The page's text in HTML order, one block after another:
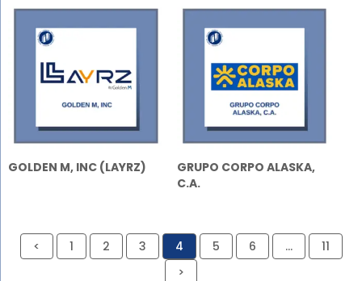
GOLDEN M, INC (LAYRZ)
GRUPO CORPO ALASKA,
C.A.
< 1 2 3 4 5 6 …
11
>